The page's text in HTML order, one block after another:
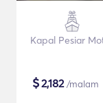
Kapal Pesiar
$2,182/malam